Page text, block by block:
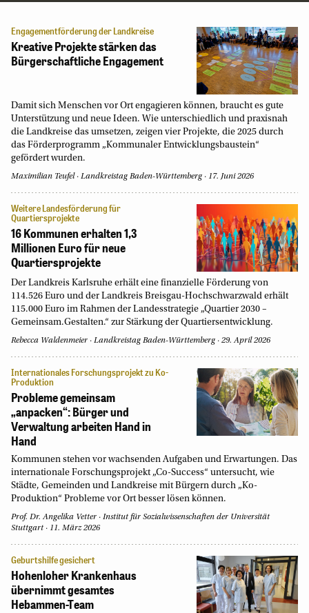
Engagementförderung der Landkreise
Kreative Projekte stärken das
Bürgerschaftliche Engagement
Damit sich Menschen vor Ort engagieren können, braucht es gute
Unterstützung und neue Ideen. Wie unterschiedlich und praxisnah
die Landkreise das umsetzen, zeigen vier Projekte, die 2025 durch
das Förderprogramm „Kommunaler Entwicklungsbaustein“
gefördert wurden.
Maximilian Teufel Landkreistag Baden-Württemberg 17. Juni 2026
Weitere Landesförderung für
Quartiersprojekte
16 Kommunen erhalten 1,3
Millionen Euro für neue
Quartiersprojekte
Der Landkreis Karlsruhe erhält eine finanzielle Förderung von
114.526 Euro und der Landkreis Breisgau-Hochschwarzwald erhält
115.000 Euro im Rahmen der Landesstrategie „Quartier 2030 –
Gemeinsam.Gestalten.“ zur Stärkung der Quartiersentwicklung.
Rebecca Waldenmeier Landkreistag Baden-Württemberg 29. April 2026
Internationales Forschungsprojekt zu Ko-
Produktion
Probleme gemeinsam
„anpacken“: Bürger und
Verwaltung arbeiten Hand in
Hand
Kommunen stehen vor wachsenden Aufgaben und Erwartungen. Das
internationale Forschungsprojekt „Co-Success“ untersucht, wie
Städte, Gemeinden und Landkreise mit Bürgern durch „Ko-
Produktion“ Probleme vor Ort besser lösen können.
Prof. Dr. Angelika Vetter
Institut für Sozialwissenschaften der Universität
Stuttgart
11. März 2026
Geburtshilfe gesichert
Hohenloher Krankenhaus
übernimmt gesamtes
Hebammen-Team